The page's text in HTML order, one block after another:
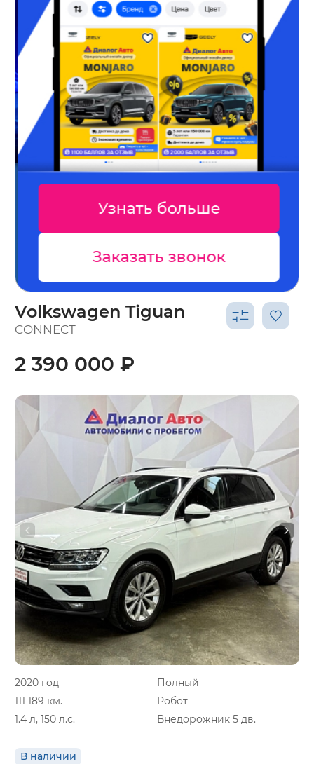
Узнать больше
Заказать звонок
Volkswagen Tiguan
CONNECT
2020 год
Полный
111 189 км.
Робот
1.4 л, 150 л.с.
Внедорожник 5 дв.
В наличии
2 390 000 ₽